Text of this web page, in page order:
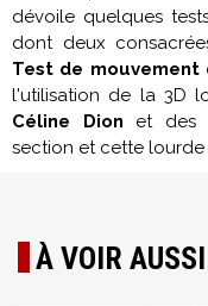
dévoile quelques
dont deux
Test de mouvement
l'utilisation de la 3D
Céline Dion et des
section et cette lourde
À VOIR AUSSI